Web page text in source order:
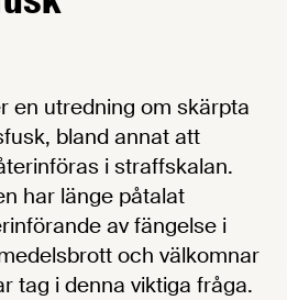
en utredning om skärpta
bland annat att
i straffskalan.
har länge påtalat
av fängelse i
och välkomnar
tag i denna viktiga fråga.